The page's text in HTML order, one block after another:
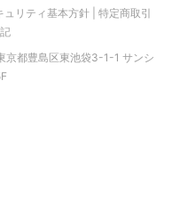
ュリティ基本方針
特定商取引
都豊島区東池袋3-1-1 サンシ